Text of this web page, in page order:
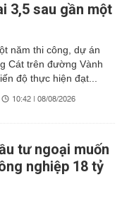
3,5 sau gần một
năm thi công, dự án
Cát trên đường Vành
độ thực hiện đạt...
10:42 | 08/08/2026
tư ngoại muốn
nghiệp 18 tỷ